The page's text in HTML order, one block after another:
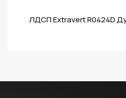
ЛДСП Extravert R0424D